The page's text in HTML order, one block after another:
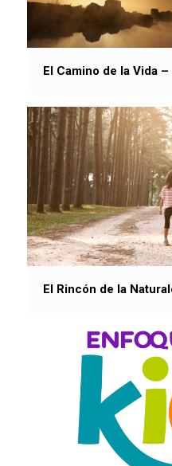
El Camino de la Vida
El Rincón de la